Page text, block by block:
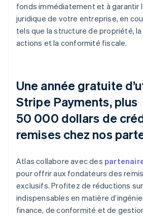
fonds immédiatement et à garantir
juridique de votre entreprise, en
tels que la structure de propriété,
actions et la conformité fiscale.
Une année gratuite
Stripe Payments, plus
50 000 dollars de
remises chez nos
Atlas collabore avec des
pour offrir aux fondateurs des
exclusifs. Profitez de réductions
indispensables en matière
finance, de conformité et de